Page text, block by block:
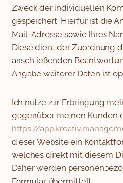
Zweck der individuellen
gespeichert. Hierfür ist die
Mail-Adresse sowie Ihres
Diese dient der Zuordnung
anschließenden
Angabe weiterer Daten ist
Ich nutze zur Erbringung
gegenüber meinen Kunden
https://
dieser Website ein
welches direkt mit diesem
Daher werden
Formular übermittelt.